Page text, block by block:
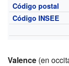
Código postal
Código INSEE
Valence (en